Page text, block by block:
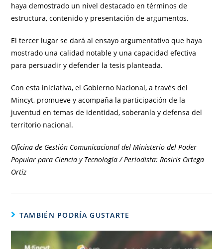
haya demostrado un nivel destacado en términos de
estructura, contenido y presentación de argumentos.
El tercer lugar se dará al ensayo argumentativo que haya
mostrado una calidad notable y una capacidad efectiva
para persuadir y defender la tesis planteada.
Con esta iniciativa, el Gobierno Nacional, a través del
Mincyt, promueve y acompaña la participación de la
juventud en temas de identidad, soberanía y defensa del
territorio nacional.
Oficina de Gestión Comunicacional del Ministerio del Poder
Popular para Ciencia y Tecnología / Periodista: Rosiris Ortega
Ortiz
TAMBIÉN PODRÍA GUSTARTE